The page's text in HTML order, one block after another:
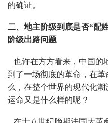
的确证。
二、地主阶级到底是否“
阶级出路问题
也许在方方看来，中国的
到了一场彻底的革命，在
么，在整个世界的现代化
运命又是什么样的呢？